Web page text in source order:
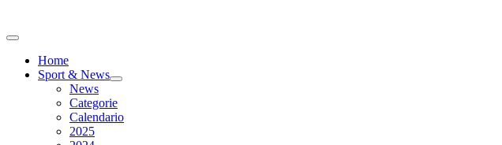
Home
Sport & News
News
Categorie
Calendario
2025